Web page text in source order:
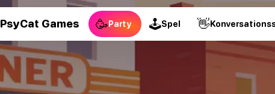
PsyCat Games 🥳Party 🕹Spel 👋